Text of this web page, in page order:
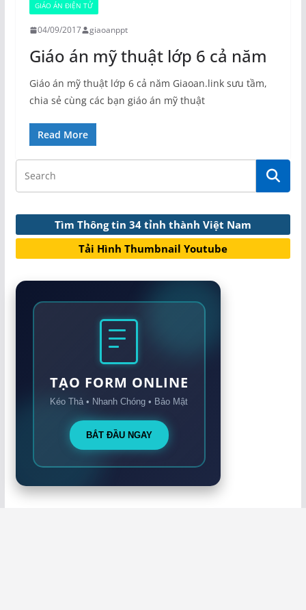
GIÁO ÁN ĐIỆN TỬ
04/09/2017 giaoanppt
Giáo án mỹ thuật lớp 6 cả năm
Giáo án mỹ thuật lớp 6 cả năm Giaoan.link sưu tầm,
chia sẻ cùng các bạn giáo án mỹ thuật
Read More
Tìm Thông tin 34 tỉnh thành Việt Nam
Tải Hình Thumbnail Youtube
TẠO FORM ONLINE
Kéo Thả • Nhanh Chóng • Bảo Mật
BẮT ĐẦU NGAY